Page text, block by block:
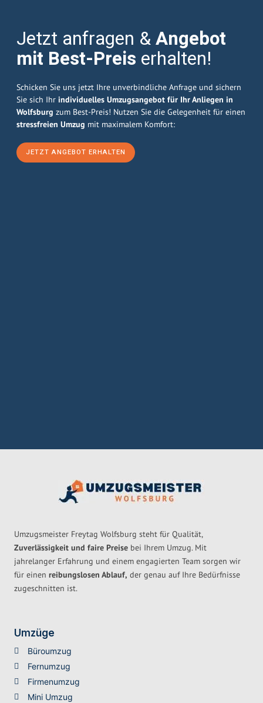
Jetzt anfragen &Angebot
mit Best-Preis erhalten!
Schicken Sie uns jetzt Ihre unverbindliche Anfrage und sichern
Sie sich Ihr individuelles Umzugsangebot für Ihr Anliegen in
Wolfsburg zum Best-Preis! Nutzen Sie die Gelegenheit für einen
stressfreien Umzug mit maximalem Komfort:
JETZT ANGEBOT ERHALTEN
Umzugsmeister Freytag Wolfsburg steht für Qualität,
Zuverlässigkeit und faire Preise bei Ihrem Umzug. Mit
jahrelanger Erfahrung und einem engagierten Team sorgen wir
für einen reibungslosen Ablauf, der genau auf Ihre Bedürfnisse
zugeschnitten ist.
Umzüge
Büroumzug
Fernumzug
Firmenumzug
Mini Umzug